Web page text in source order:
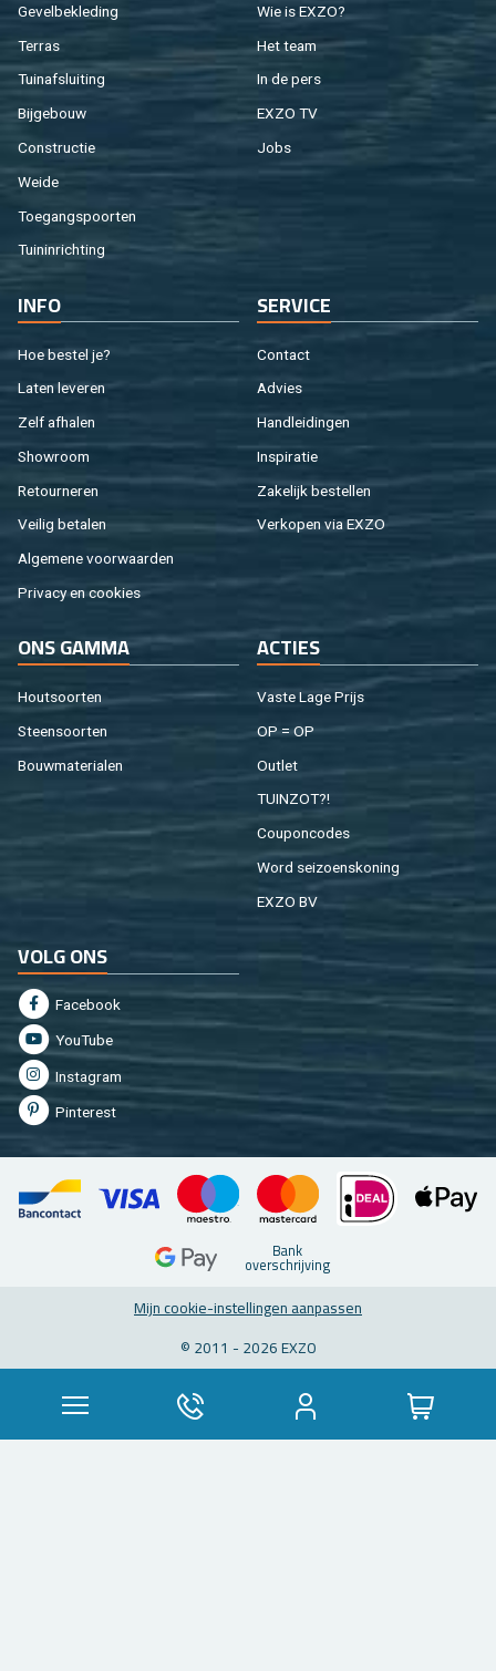
Ge­vel­be­kle­ding
Ter­ras
Tuin­af­slui­ting
Bij­ge­bouw
Con­struc­tie
Weide
Toe­gangs­poor­ten
Tuin­in­rich­ting
Wie is EXZO?
Het team
In de pers
EXZO TV
Jobs
INFO
Hoe be­stel je?
Laten le­ve­ren
Zelf af­ha­len
Show­room
Re­tour­ne­ren
Vei­lig be­ta­len
Al­ge­me­ne voor­waar­den
Pri­va­cy en coo­kies
SER­VI­CE
Con­tact
Ad­vies
Hand­lei­din­gen
In­spi­ra­tie
Za­ke­lijk be­stel­len
Ver­ko­pen via EXZO
ONS GAMMA
Hout­soor­ten
Steen­soor­ten
Bouw­ma­te­ri­a­len
AC­TIES
Vaste Lage Prijs
OP = OP
Out­let
TUIN­ZOT?!
Cou­pon­co­des
Word sei­zoens­ko­ning
EXZO BV
VOLG ONS
Fa­cebook
You­Tu­be
In­st­agram
Pin­te­rest
Bank
over­schrij­ving
Mijn coo­kie-in­stel­lin­gen aan­pas­sen
© 2011 - 2026 EXZO